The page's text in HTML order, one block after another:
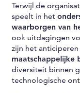
Terwijl de
speelt in het
waarborgen van
ook uitdagingen
zijn het
maatschappelijke
diversiteit binnen
technologische